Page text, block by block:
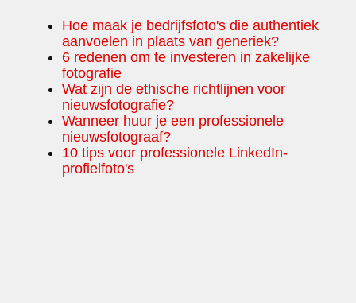
Hoe maak je bedrijfsfoto's die authentiek
aanvoelen in plaats van generiek?
6 redenen om te investeren in zakelijke
fotografie
Wat zijn de ethische richtlijnen voor
nieuwsfotografie?
Wanneer huur je een professionele
nieuwsfotograaf?
10 tips voor professionele LinkedIn-
profielfoto's